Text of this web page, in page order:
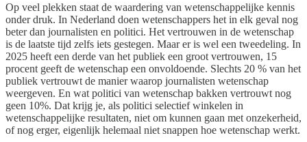
Op veel plekken staat de waardering van wetenschappelijke kennis
onder druk. In Nederland doen wetenschappers het in elk geval nog
beter dan journalisten en politici. Het vertrouwen in de wetenschap
is de laatste tijd zelfs iets gestegen. Maar er is wel een tweedeling. In
2025 heeft een derde van het publiek een groot vertrouwen, 15
procent geeft de wetenschap een onvoldoende. Slechts 20 % van het
publiek vertrouwt de manier waarop journalisten wetenschap
weergeven. En wat politici van wetenschap bakken vertrouwt nog
geen 10%. Dat krijg je, als politici selectief winkelen in
wetenschappelijke resultaten, niet om kunnen gaan met onzekerheid,
of nog erger, eigenlijk helemaal niet snappen hoe wetenschap werkt.